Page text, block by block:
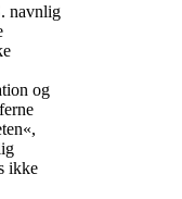
navnlig
og
ikke